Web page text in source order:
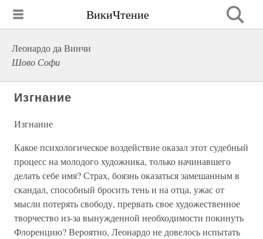
ВикиЧтение
Леонардо да Винчи
Шово Софи
Изгнание
Изгнание
Какое психологическое воздействие оказал этот судебный
процесс на молодого художника, только начинавшего
делать себе имя? Страх, боязнь оказаться замешанным в
скандал, способный бросить тень и на отца, ужас от
мысли потерять свободу, прервать свое художественное
творчество из-за вынужденной необходимости покинуть
Флоренцию? Вероятно, Леонардо не довелось испытать